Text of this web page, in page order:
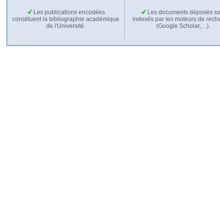
Les publications encodées
constituent la bibliographie académique
de l'Université.
Les documents déposés
indexés par les moteurs de
(Google Scholar,…).